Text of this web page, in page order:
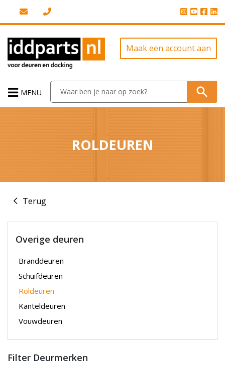
Maak een account aan
MENU
ROLDEUREN
Terug
Overige deuren
Branddeuren
Schuifdeuren
Roldeuren
Kanteldeuren
Vouwdeuren
Filter Deurmerken